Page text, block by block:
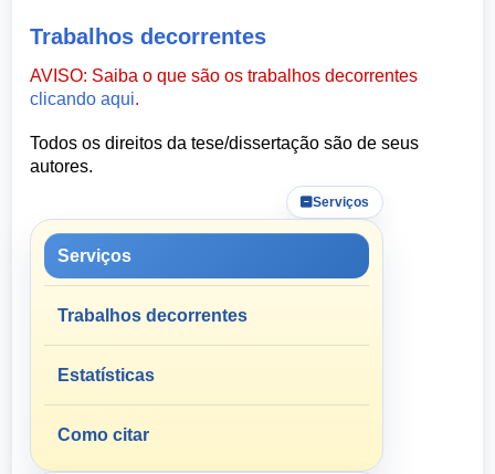
Trabalhos decorrentes
AVISO: Saiba o que são os trabalhos decorrentes
clicando aqui.
Todos os direitos da tese/dissertação são de seus
autores.
Serviços
Serviços
Trabalhos decorrentes
Estatísticas
Como citar